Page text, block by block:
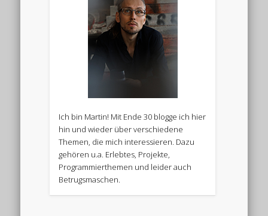
Ich bin Martin! Mit Ende 30 blogge ich hier
hin und wieder über verschiedene
Themen, die mich interessieren. Dazu
gehören u.a. Erlebtes, Projekte,
Programmierthemen und leider auch
Betrugsmaschen.